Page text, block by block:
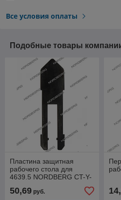
Все условия оплаты
Подобные товары
Пластина защитная
рабочего стола для
4639.5 NORDBERG CT-Y-
50,69 руб.